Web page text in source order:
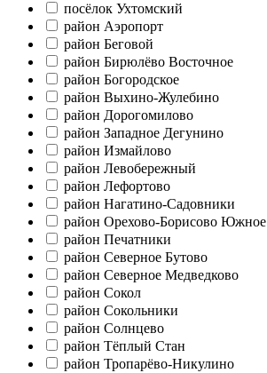
посёлок Ухтомский
район Аэропорт
район Беговой
район Бирюлёво Восточное
район Богородское
район Выхино-Жулебино
район Дорогомилово
район Западное Дегунино
район Измайлово
район Левобережный
район Лефортово
район Нагатино-Садовники
район Орехово-Борисово Южное
район Печатники
район Северное Бутово
район Северное Медведково
район Сокол
район Сокольники
район Солнцево
район Тёплый Стан
район Тропарёво-Никулино